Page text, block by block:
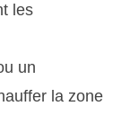
les
un
la zone